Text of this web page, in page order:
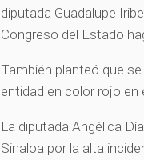
diputada Guadalupe
Congreso del Estado
También planteó que
entidad en color rojo
La diputada Angélica
Sinaloa por la alta